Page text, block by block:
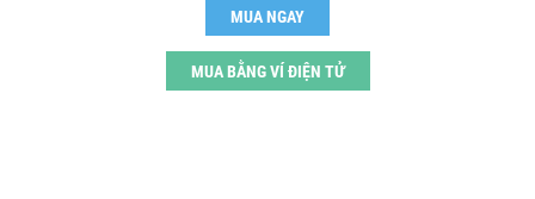
MUA NGAY
MUA BẰNG VÍ ĐIỆN TỬ